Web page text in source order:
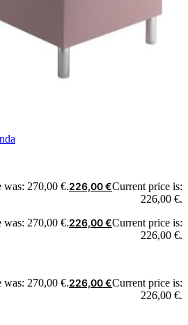
270,00 €.226,00€Current price is:
226,00 €.
270,00 €.226,00€Current price is:
226,00 €.
270,00 €.226,00€Current price is:
226,00 €.